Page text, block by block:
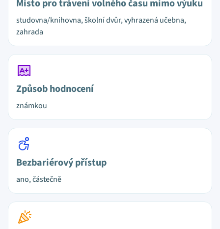
Místo pro trávení volného času mimo výuku
studovna/knihovna, školní dvůr, vyhrazená učebna,
zahrada
Způsob hodnocení
známkou
Bezbariérový přístup
ano, částečně